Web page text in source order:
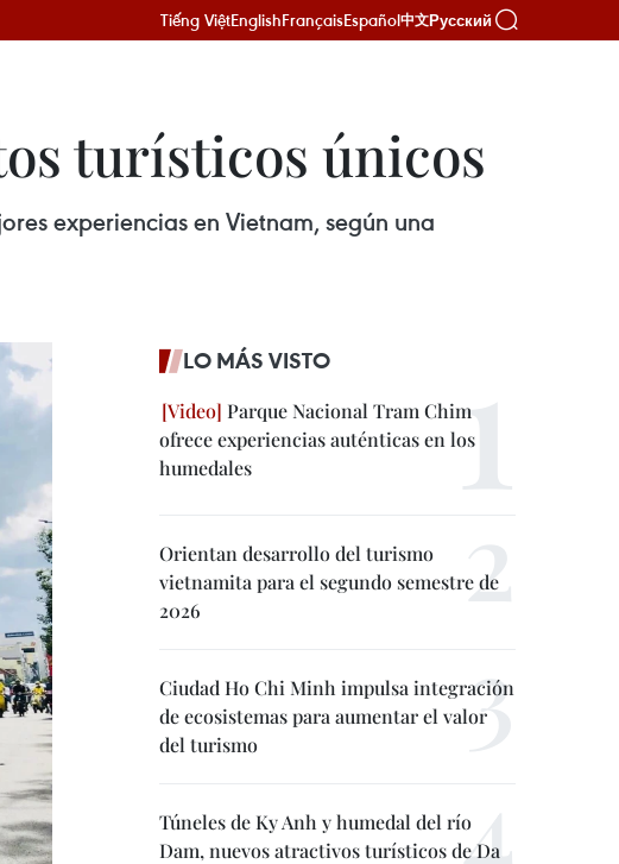
Tiếng ViệtEnglishFrançaisEspañol中文Русский
turísticos únicos
experiencias en Vietnam, según una
LO MÁS VISTO
Parque Nacional Tram Chim
ofrece experiencias auténticas en los
humedales
Orientan desarrollo del turismo
vietnamita para el segundo semestre de
2026
Ciudad Ho Chi Minh impulsa integración
de ecosistemas para aumentar el valor
del turismo
Túneles de Ky Anh y humedal del río
Dam, nuevos atractivos turísticos de Da